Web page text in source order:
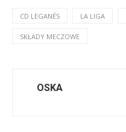
CD LEGANÉS LA LIGA
SKŁADY MECZOWE
OSKA